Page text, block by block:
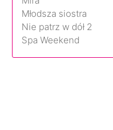
Młodsza siostra
Nie patrz w dół 2
Spa Weekend